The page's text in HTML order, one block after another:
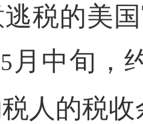
税的美
5 月中旬，
人的税